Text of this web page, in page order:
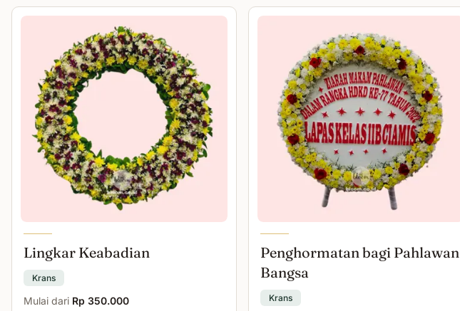
Lingkar Keabadian
Krans
Mulai dari Rp 350.000
Penghormatan bagi Pahlawan
Bangsa
Krans